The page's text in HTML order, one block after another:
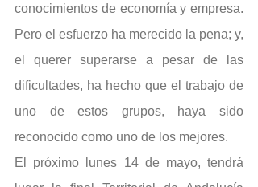
conocimientos de economía y empresa.
Pero el esfuerzo ha merecido la pena; y,
el querer superarse a pesar de las
dificultades, ha hecho que el trabajo de
uno de estos grupos, haya sido
reconocido como uno de los mejores.
El próximo lunes 14 de mayo, tendrá